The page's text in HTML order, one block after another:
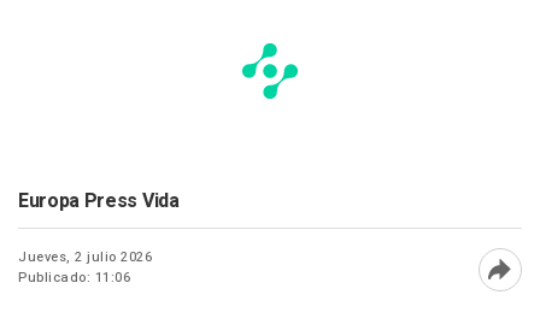
Europa Press Vida
Jueves, 2 julio 2026
Publicado: 11:06